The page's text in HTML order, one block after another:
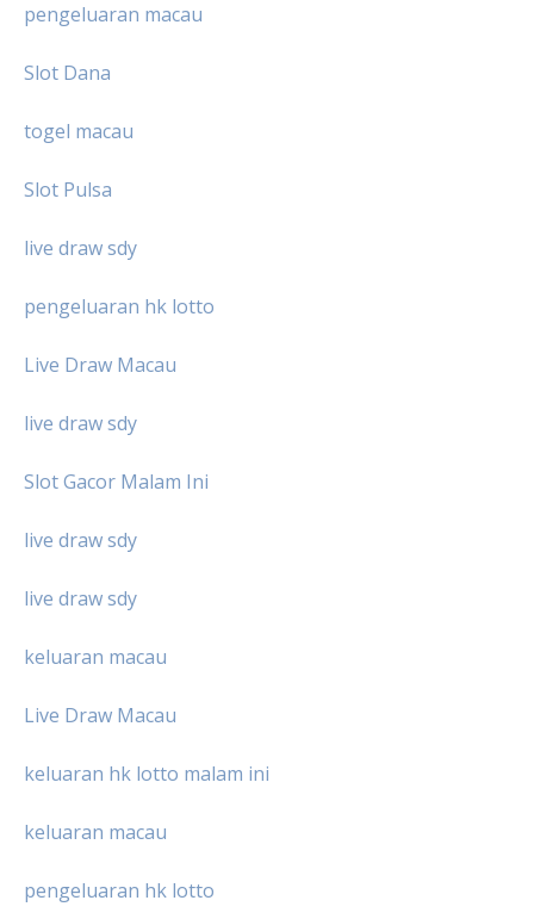
pengeluaran macau
Slot Dana
togel macau
Slot Pulsa
live draw sdy
pengeluaran hk lotto
Live Draw Macau
live draw sdy
Slot Gacor Malam Ini
live draw sdy
live draw sdy
keluaran macau
Live Draw Macau
keluaran hk lotto malam ini
keluaran macau
pengeluaran hk lotto